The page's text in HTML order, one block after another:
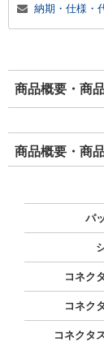
納期・仕様・
商品概要・商
商品概要・商
パ
コネク
コネク
コネクタ